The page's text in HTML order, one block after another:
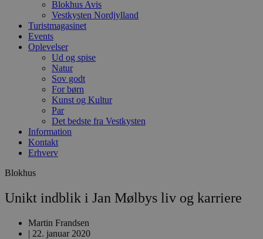
Blokhus Avis
Vestkysten Nordjylland
Turistmagasinet
Events
Oplevelser
Ud og spise
Natur
Sov godt
For børn
Kunst og Kultur
Par
Det bedste fra Vestkysten
Information
Kontakt
Erhverv
Blokhus
Unikt indblik i Jan Mølbys liv og karriere
Martin Frandsen
| 22. januar 2020